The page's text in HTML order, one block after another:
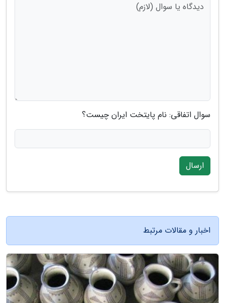
سوال اتفاقی: نام پایتخت ایران چیست؟
ارسال
اخبار و مقالات مرتبط